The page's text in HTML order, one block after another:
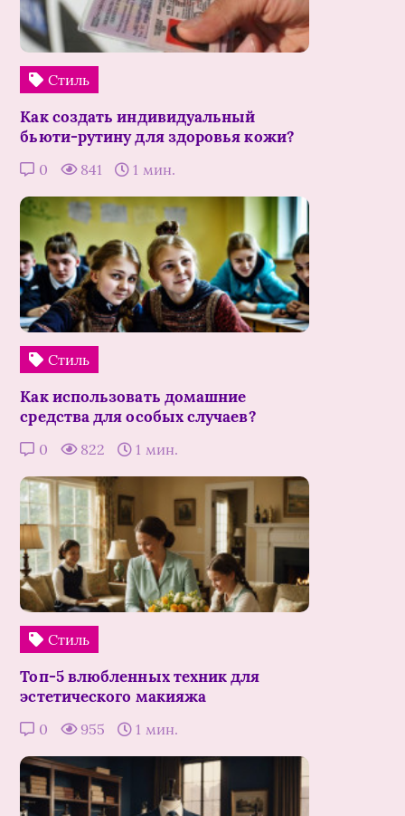
Стиль
Как создать индивидуальный
бьюти-рутину для здоровья кожи?
0 841 1 мин.
Стиль
Как использовать домашние
средства для особых случаев?
0 822 1 мин.
Стиль
Топ-5 влюбленных техник для
эстетического макияжа
0 955 1 мин.